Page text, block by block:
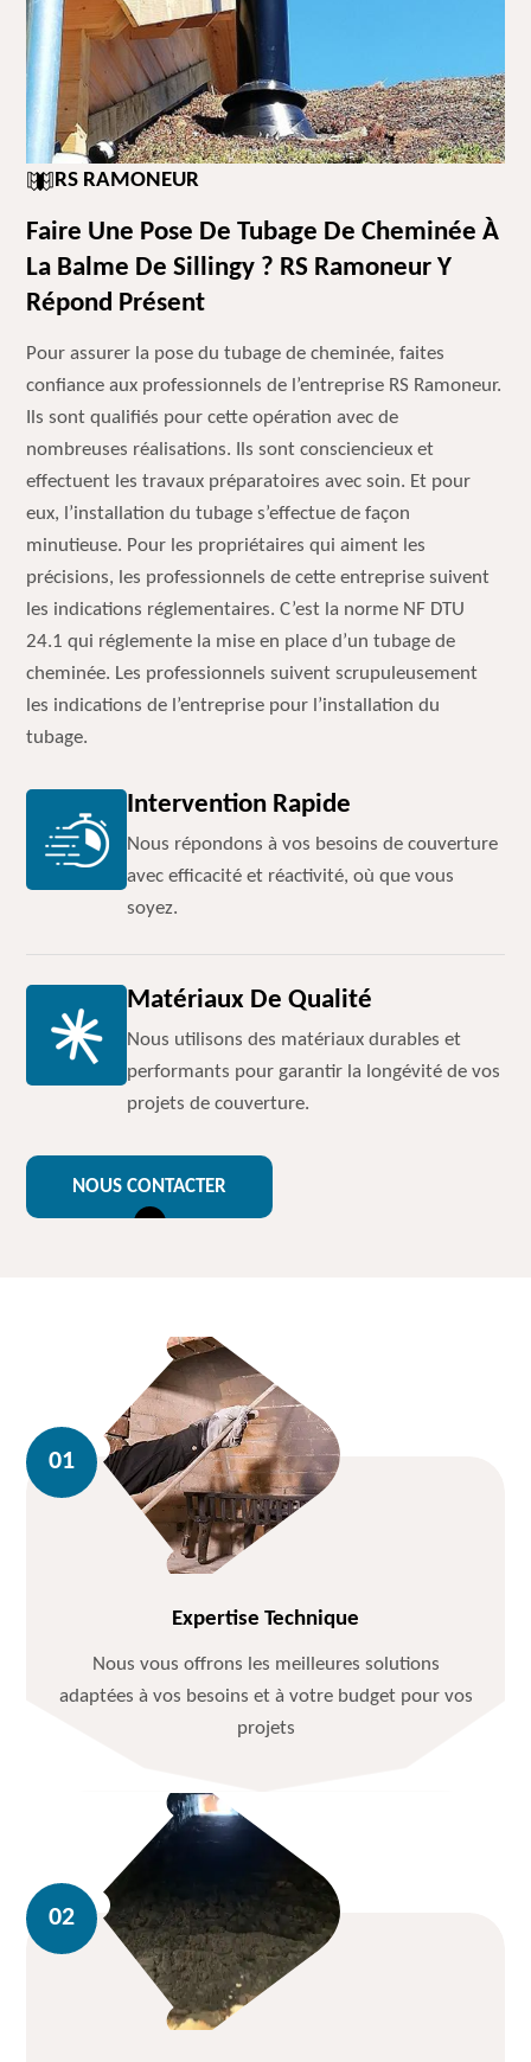
RS RAMONEUR
Faire Une Pose De Tubage De Cheminée À
La Balme De Sillingy ? RS Ramoneur Y
Répond Présent
Pour assurer la pose du tubage de cheminée, faites
confiance aux professionnels de l’entreprise RS Ramoneur.
Ils sont qualifiés pour cette opération avec de
nombreuses réalisations. Ils sont consciencieux et
effectuent les travaux préparatoires avec soin. Et pour
eux, l’installation du tubage s’effectue de façon
minutieuse. Pour les propriétaires qui aiment les
précisions, les professionnels de cette entreprise suivent
les indications réglementaires. C’est la norme NF DTU
24.1 qui réglemente la mise en place d’un tubage de
cheminée. Les professionnels suivent scrupuleusement
les indications de l’entreprise pour l’installation du
tubage.
Intervention Rapide
Nous répondons à vos besoins de couverture
avec efficacité et réactivité, où que vous
soyez.
Matériaux De Qualité
Nous utilisons des matériaux durables et
performants pour garantir la longévité de vos
projets de couverture.
NOUS CONTACTER
Expertise Technique
Nous vous offrons les meilleures solutions
adaptées à vos besoins et à votre budget pour vos
projets